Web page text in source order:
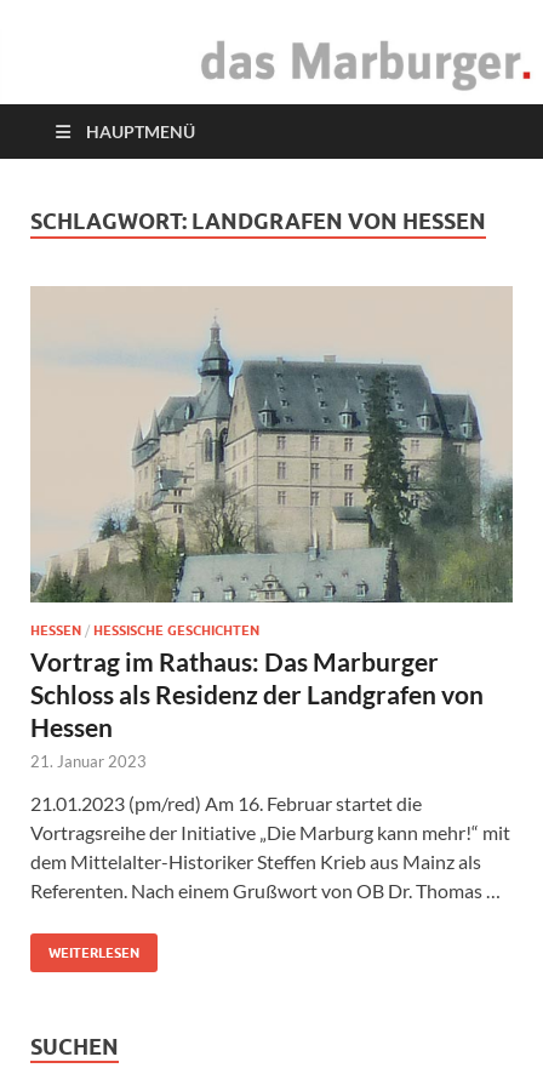
das Marburger.
HAUPTMENÜ
SCHLAGWORT: LANDGRAFEN VON HESSEN
HESSEN / HESSISCHE GESCHICHTEN
Vortrag im Rathaus: Das Marburger
Schloss als Residenz der Landgrafen von
Hessen
21. Januar 2023
21.01.2023 (pm/red) Am 16. Februar startet die
Vortragsreihe der Initiative „Die Marburg kann mehr!“ mit
dem Mittelalter-Historiker Steffen Krieb aus Mainz als
Referenten. Nach einem Grußwort von OB Dr. Thomas …
WEITERLESEN
SUCHEN